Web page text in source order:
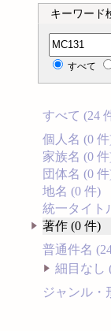
キーワード
分類記号検
すべて
すべて (24
個人名 (0
家族名 (0
団体名 (0
地名 (0 件)
統一タイト
著作 (0 件)
普通件名
細目なし
ジャンル・